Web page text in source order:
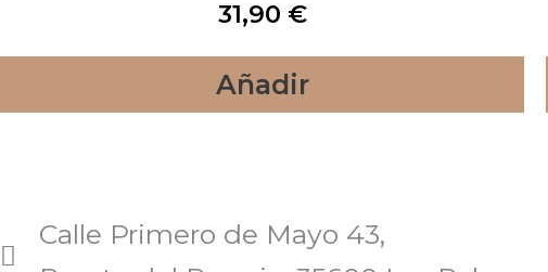
31,90 €
Añadir
Calle Primero de Mayo 43,